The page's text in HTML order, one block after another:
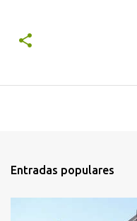
Entradas populares